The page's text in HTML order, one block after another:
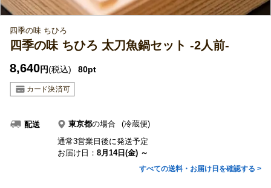
四季の味 ちひろ
四季の味 ちひろ 太刀魚鍋セット -2人前-
8,640円(税込) 80pt
配送 東京都の場合
(冷蔵便)
通常3営業日後に発送予定
お届け日： 8月14日(金) ～
すべての送料・お届け日を確認する >